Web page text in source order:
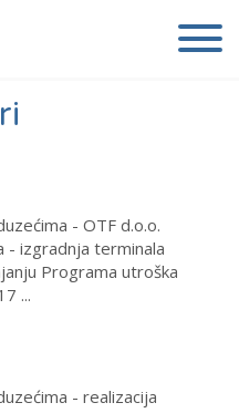
- OTF d.o.o.
- izgradnja terminala
Programa utroška
...
- realizacija